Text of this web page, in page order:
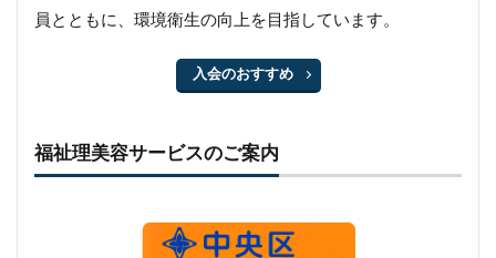
員とともに、環境衛生の向上を目指しています。
入会のおすすめ
福祉理美容サービスのご案内